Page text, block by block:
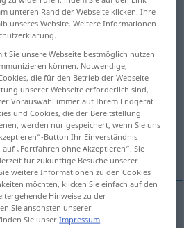
anklicken/antippen)
(≈ rivage)
unteren Rand der Webseite klicken. Ihre
unseres Website. Weitere Informationen
Sie unsere Webseite bestmöglich nutzen
können. Notwendige,
die für den Betrieb der Webseite
unserer Webseite erforderlich sind,
Vorauswahl immer auf Ihrem Endgerät
und Cookies, die der Bereitstellung
werden nur gespeichert, wenn Sie uns
Button Ihr Einverständnis
auf „Fortfahren ohne Akzeptieren“. Sie
für zukünftige Besuche unserer
weitere Informationen zu den Cookies
möchten, klicken Sie einfach auf den
Hinweise zu der
Sie ansonsten unserer
Sie unserImpressum.